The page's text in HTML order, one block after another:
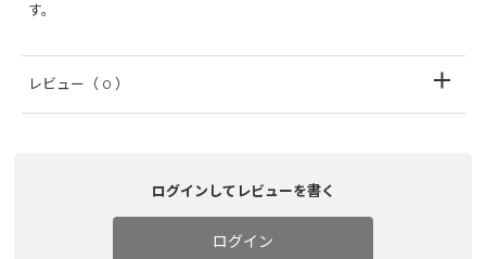
す。
レビュー （ 0 ）
ログインしてレビューを書く
ログイン